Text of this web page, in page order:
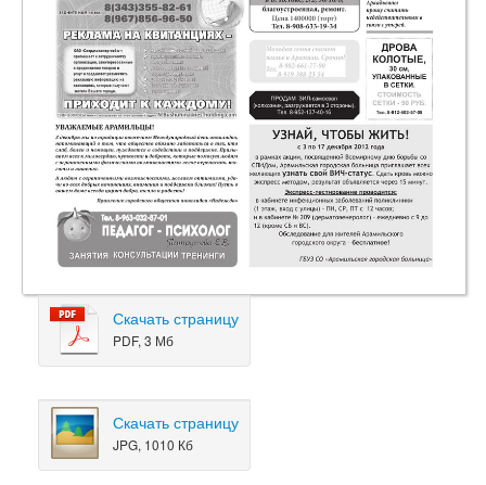
Скачать страницу
PDF, 3 Мб
Скачать страницу
JPG, 1010 Кб